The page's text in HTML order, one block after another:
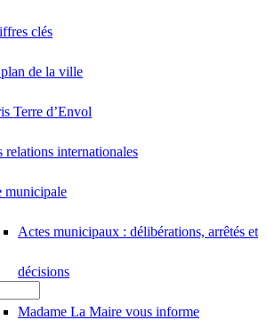
clés
de la ville
Terre d’Envol
relations internationales
municipale
Actes municipaux : délibérations, arrêtés et
décisions
Madame La Maire vous informe